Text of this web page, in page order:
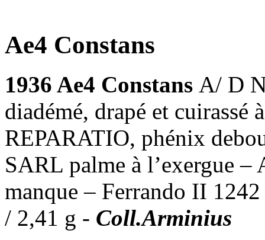
Ae4 Constans
1936 Ae4 Constans A/ D
diadémé, drapé et
REPARATIO, phénix
SARL palme à l’exergue
manque – Ferrando II
/ 2,41 g - Coll.Arminius